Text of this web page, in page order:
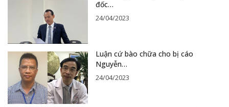
đốc…
24/04/2023
Luận cứ bào chữa cho bị cáo
Nguyễn…
24/04/2023